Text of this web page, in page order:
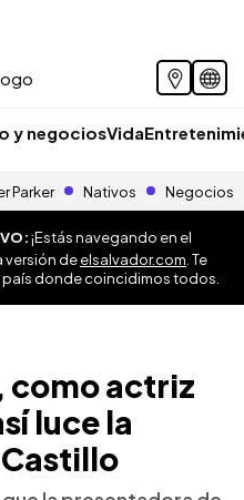
y negociosVida
Parker Nativos Negocios
¡Estás navegando en el
versión deelsalvador.com . Te
donde coincidimos todos.
como actriz
luce la